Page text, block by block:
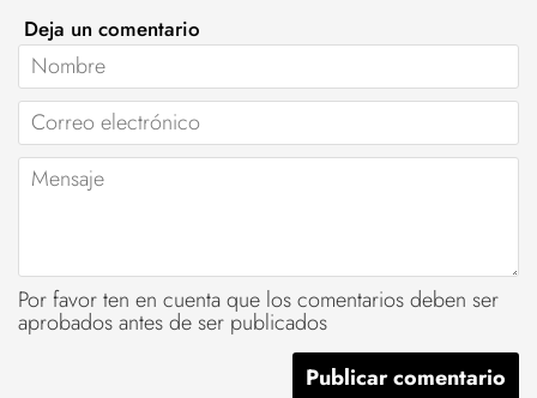
Deja un comentario
Nombre
Correo
electrónico
Mensaje
Por favor ten en cuenta que los comentarios deben ser
aprobados antes de ser publicados